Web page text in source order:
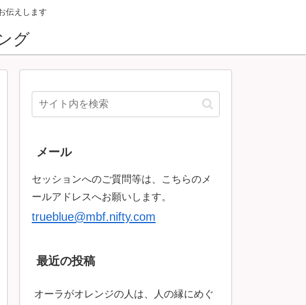
伝えします
グ
メール
セッションへのご質問等は、こちらのメ
ールアドレスへお願いします。
trueblue@mbf.nifty.com
最近の投稿
オーラがオレンジの人は、人の縁にめぐ